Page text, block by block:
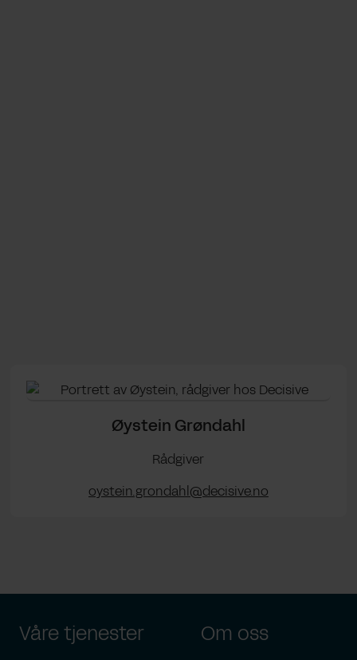
Øystein Grøndahl
Rådgiver
oystein.grondahl@decisive.no
Våre tjenester Om oss